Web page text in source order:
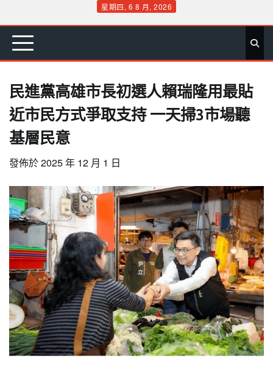
content
星期四, 6 8 月, 2026
首 要 娛 生 社 文 公 運 旅 政 地 專
民進黨高雄市長初選人賴瑞隆用最貼
近市民方式爭取支持 一天掃3市場聽
基層民意
發佈於2025 年 12 月 1 日